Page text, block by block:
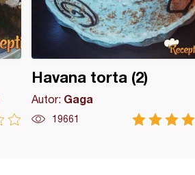
Havana torta (2)
Autor: Gaga
19661